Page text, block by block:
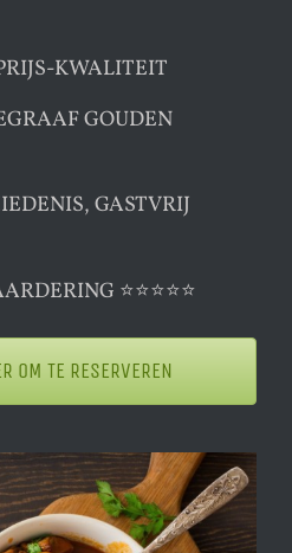
KWALITEIT
GOUDEN
GASTVRIJ
⭐⭐⭐⭐⭐
OM TE RESERVEREN